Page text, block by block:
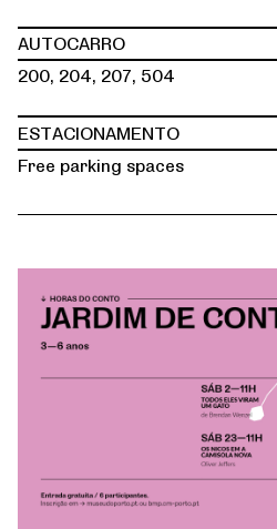
AUTOCARRO
200, 204, 207, 504
ESTACIONAMENTO
Free parking spaces